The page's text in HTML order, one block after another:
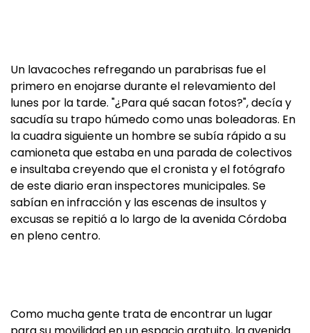
Un lavacoches refregando un parabrisas fue el
primero en enojarse durante el relevamiento del
lunes por la tarde. "¿Para qué sacan fotos?", decía y
sacudía su trapo húmedo como unas boleadoras. En
la cuadra siguiente un hombre se subía rápido a su
camioneta que estaba en una parada de colectivos
e insultaba creyendo que el cronista y el fotógrafo
de este diario eran inspectores municipales. Se
sabían en infracción y las escenas de insultos y
excusas se repitió a lo largo de la avenida Córdoba
en pleno centro.
Como mucha gente trata de encontrar un lugar